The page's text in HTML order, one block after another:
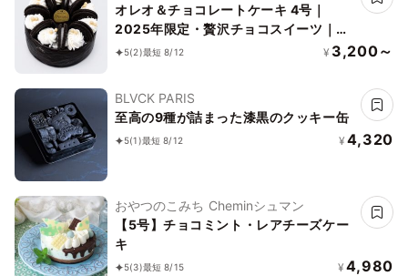
オレオ＆チョコレートケーキ 4号｜
2025年限定・贅沢チョコスイーツ｜誕
生日・ギフトにぴったり
5(2)最短 8/12 ¥ 3,200～
BLVCK PARIS
至高の9種が詰まった漆黒のクッキー缶
5(1)最短 8/12 ¥ 4,320
おやつのこみち Cheminシュマン
【5号】チョコミント・レアチーズケー
キ
5(3)最短 8/15 ¥ 4,980